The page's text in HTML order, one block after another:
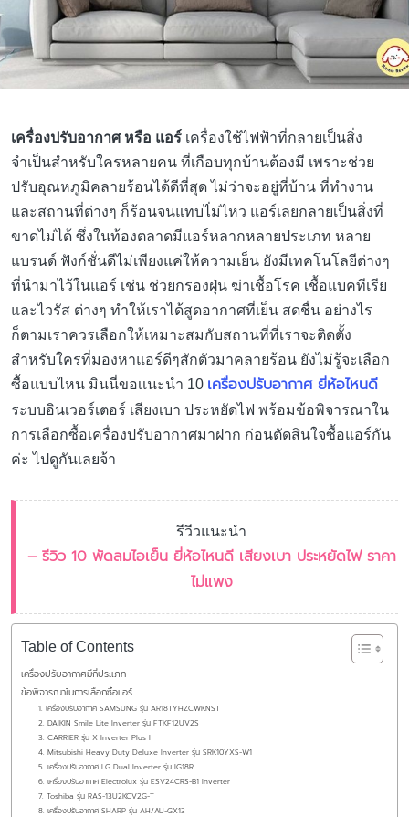
เครื่องปรับอากาศ หรือ แอร์ เครื่องใช้ไฟฟ้าที่กลายเป็นสิ่ง
จำเป็นสำหรับใครหลายคน ที่เกือบทุกบ้านต้องมี เพราะช่วย
ปรับอุณหภูมิคลายร้อนได้ดีที่สุด ไม่ว่าจะอยู่ที่บ้าน ที่ทำงาน
และสถานที่ต่างๆ ก็ร้อนจนแทบไ่ม่ไหว แอร์เลยกลายเป็นสิ่งที่
ขาดไม่ได้ ซึ่งในท้องตลาดมีแอร์หลากหลายประเภท หลาย
แบรนด์ ฟังก์ชั่นดีไม่เพียงแค่ให้ความเย็น ยังมีเทคโนโลยีต่างๆ
ที่นำมาไว้ในแอร์ เช่น ช่วยกรองฝุ่น ฆ่าเชื้อโรค เชื้อแบคทีเรีย
และไวรัส ต่างๆ ทำให้เราได้สูดอากาศที่เย็น สดชื่น อย่างไร
ก็ตามเราควรเลือกให้เหมาะสมกับสถานที่ที่เราจะติดตั้ง
สำหรับใครที่มองหาแอร์ดีๆสักตัวมาคลายร้อน ยังไม่รู้จะเลือก
ซื้อแบบไหน มินนี่ขอเเนะนำ 10 เครื่องปรับอากาศ ยี่ห้อไหนดี
ระบบอินเวอร์เตอร์ เสียงเบา ประหยัดไฟ พร้อมข้อพิจารณาใน
การเลือกซื้อเครื่องปรับอากาศมาฝาก ก่อนตัดสินใจซื้อแอร์กัน
ค่ะ ไปดูกันเลยจ้า
รีวีวแนะนำ
– รีวิว 10 พัดลมไอเย็น ยี่ห้อไหนดี เสียงเบา ประหยัดไฟ ราคา
ไม่แพง
Table of Contents
เครื่องปรับอากาศมีกี่ประเภท
ข้อพิจารณาในการเลือกซื้อแอร์
1. เครื่องปรับอากาศ SAMSUNG รุ่น AR18TYHZCWKNST
2. DAIKIN Smile Lite Inverter รุ่น FTKF12UV2S
3. CARRIER รุ่น X Inverter Plus I
4. Mitsubishi Heavy Duty Deluxe Inverter รุ่น SRK10YXS-W1
5. เครื่องปรับอากาศ LG Dual Inverter รุ่น IG18R
6. เครื่องปรับอากาศ Electrolux รุ่น ESV24CRS-B1 Inverter
7. Toshiba รุ่น RAS-13U2KCV2G-T
8. เครื่องปรับอากาศ SHARP รุ่น AH/AU-GX13